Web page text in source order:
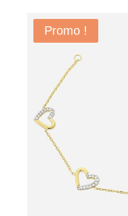
Promo !